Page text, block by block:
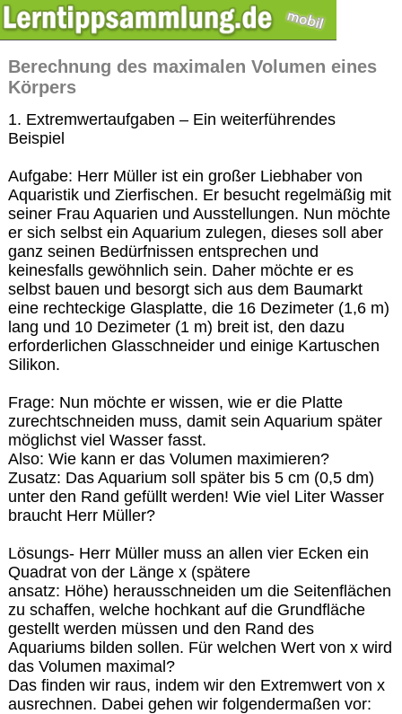
Berechnung des maximalen Volumen eines
Körpers
1. Extremwertaufgaben – Ein weiterführendes
Beispiel
Aufgabe: Herr Müller ist ein großer Liebhaber von
Aquaristik und Zierfischen. Er besucht regelmäßig mit
seiner Frau Aquarien und Ausstellungen. Nun möchte
er sich selbst ein Aquarium zulegen, dieses soll aber
ganz seinen Bedürfnissen entsprechen und
keinesfalls gewöhnlich sein. Daher möchte er es
selbst bauen und besorgt sich aus dem Baumarkt
eine rechteckige Glasplatte, die 16 Dezimeter (1,6 m)
lang und 10 Dezimeter (1 m) breit ist, den dazu
erforderlichen Glasschneider und einige Kartuschen
Silikon.
Frage: Nun möchte er wissen, wie er die Platte
zurechtschneiden muss, damit sein Aquarium später
möglichst viel Wasser fasst.
Also: Wie kann er das Volumen maximieren?
Zusatz: Das Aquarium soll später bis 5 cm (0,5 dm)
unter den Rand gefüllt werden! Wie viel Liter Wasser
braucht Herr Müller?
Lösungs- Herr Müller muss an allen vier Ecken ein
Quadrat von der Länge x (spätere
ansatz: Höhe) herausschneiden um die Seitenflächen
zu schaffen, welche hochkant auf die Grundfläche
gestellt werden müssen und den Rand des
Aquariums bilden sollen. Für welchen Wert von x wird
das Volumen maximal?
Das finden wir raus, indem wir den Extremwert von x
ausrechnen. Dabei gehen wir folgendermaßen vor: